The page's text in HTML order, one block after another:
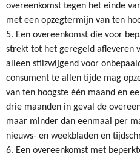
overeenkomst tegen het einde
met een opzegtermijn van ten
5. Een overeenkomst die voor
strekt tot het geregeld afleveren
alleen stilzwijgend voor
consument te allen tijde mag
van ten hoogste één maand en
drie maanden in geval de
maar minder dan eenmaal per
nieuws- en weekbladen en
6. Een overeenkomst met